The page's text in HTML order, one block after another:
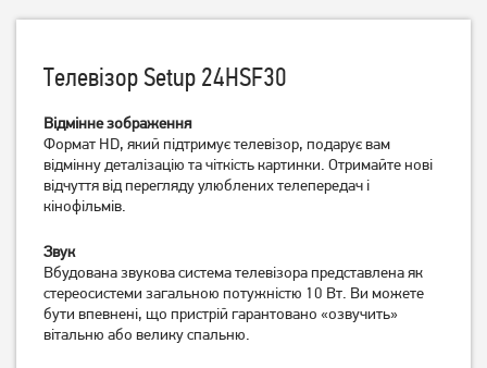
Телевізор Philips
43PUS8118/12
23 739грн
Телевізор OzoneHD
43FSN93T2
Телевізор Setup 24HSF30
Відмінне зображення
Формат HD, який підтримує телевізор, подарує вам
відмінну деталізацію та чіткість картинки. Отримайте нові
відчуття від перегляду улюблених телепередач і
кінофільмів.
Звук
Вбудована звукова система телевізора представлена ​​як
стереосистеми загальною потужністю 10 Вт. Ви можете
бути впевнені, що пристрій гарантовано «озвучить»
вітальню або велику спальню.